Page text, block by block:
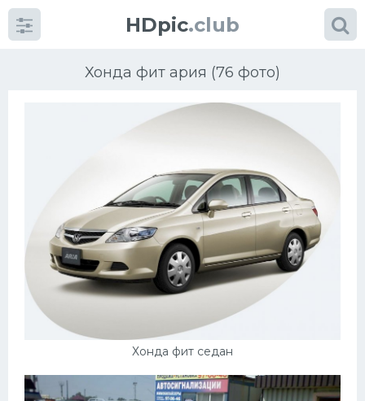
HDpic.club
Хонда фит ария (76 фото)
Хонда фит седан
Категории
Разное
Автомобили
Красивые фото машин
Пежо